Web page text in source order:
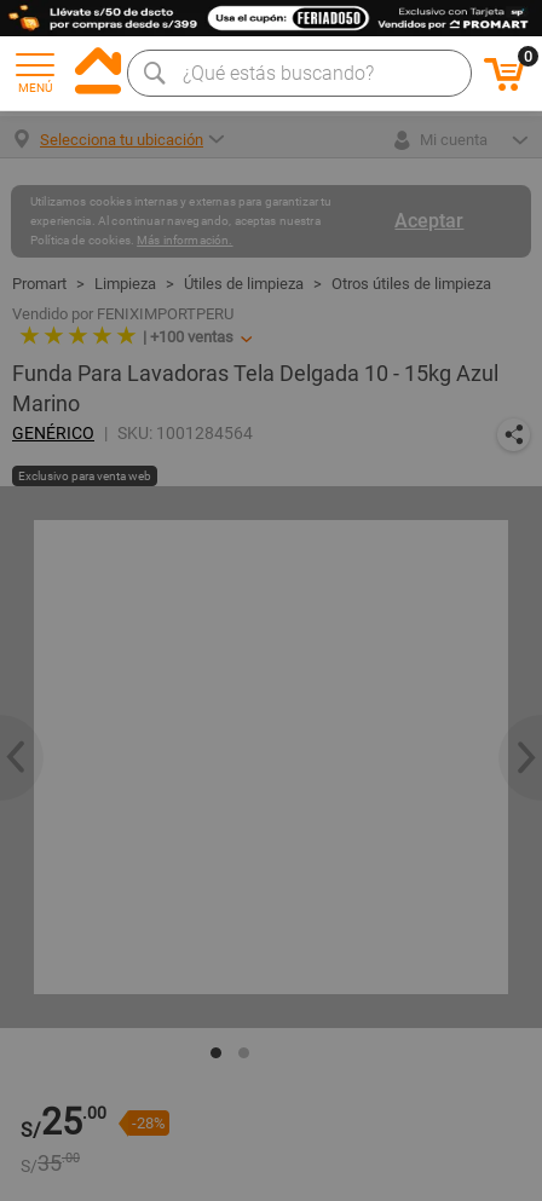
MENÚ
0
Selecciona tu ubicación Mi cuenta
Aceptar
Utilizamos cookies internas y externas para garantizar tu
experiencia. Al continuar navegando, aceptas nuestra
Política de cookies. Más información.
Limpieza Útiles de limpieza
Otros útiles de limpieza
Vendido por FENIXIMPORTPERU
★ ★ ★ ★ ★ | +100 ventas
Funda Para Lavadoras Tela Delgada 10 - 15kg Azul
Marino
GENÉRICO SKU: 1001284564
Exclusivo para venta web
S/25.00 -28%
S/35.00